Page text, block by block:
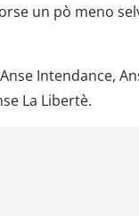
un pò meno
Intendance,
La Libertè.